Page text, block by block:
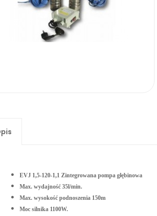
EVJ 1,5-120-1,1 Zintegrowana pompa głębinowa
Max. wydajność 35l/min.
Max. wysokość podnoszenia 150m
Moc silnika 1100W.